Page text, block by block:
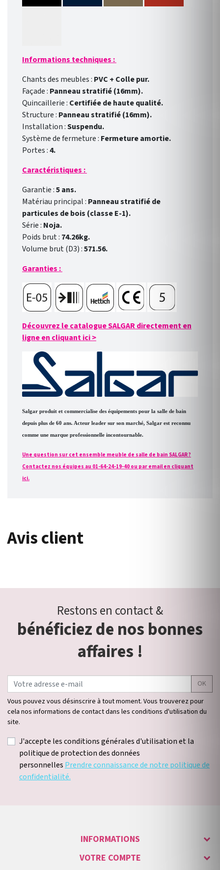
Informations techniques :
Chants des meubles : PVC + Colle pur.
Façade : Panneau stratifié (16mm).
Quincaillerie : Certifiée de haute qualité.
Structure : Panneau stratifié (16mm).
Installation :Suspendu.
Système de fermeture : Fermeture amortie.
Portes :4.
Caractéristiques :
Garantie :5 ans.
Matériau principal : Panneau stratifié de
particules de bois (classe E-1).
Série : Noja.
Poids brut : 74.26kg.
Volume brut (D3) :571.56.
Garanties :
Découvrez le catalogue SALGAR directement en
ligne en cliquant ici>
Salgar produit et commercialise des équipements pour la salle de bain
depuis plus de 60 ans. Acteur leader sur son marché, Salgar est reconnu
comme une marque professionnelle incontournable.
Une question sur cet ensemble meuble de salle de bain SALGAR ?
Contactez nos équipes au 01-64-24-19-40 ou par email en cliquant
ici.
Avis client
Restons en contact &
bénéficiez de nos bonnes
affaires !
OK
Vous pouvez vous désinscrire à tout moment. Vous trouverez pour
cela nos informations de contact dans les conditions d'utilisation du
site.
J'accepte les conditions générales d'utilisation et la
politique de protection des données
personnellesPrendre connaissance de notre politique de
confidentialité.
INFORMATIONS
VOTRE COMPTE